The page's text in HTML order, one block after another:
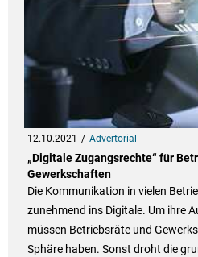
12.10.2021 Advertorial
„Digitale Zugangsrechte“ für
Gewerkschaften
Die Kommunikation in vielen
zunehmend ins Digitale. Um ihre
müssen Betriebsräte und
Sphäre haben. Sonst droht die